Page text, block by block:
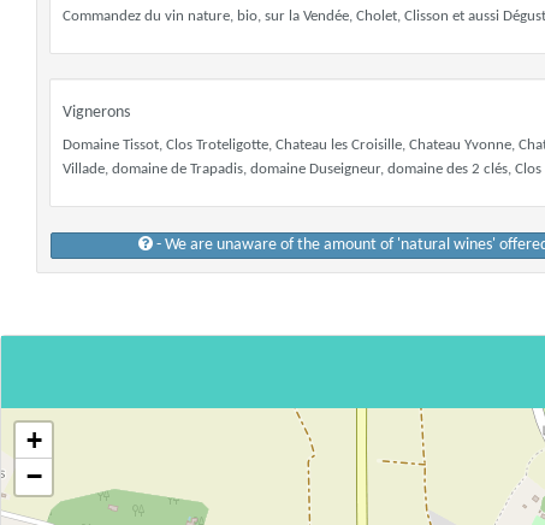
Commandez du vin nature, bio, sur la Vendée, Cholet, Clisson et aussi
Vignerons
Domaine Tissot, Clos Troteligotte, Chateau les Croisille, Chateau Yvonne,
Villade, domaine de Trapadis, domaine Duseigneur, domaine des 2 clés,
- We are unaware of the amount of 'natural wines'
+
−